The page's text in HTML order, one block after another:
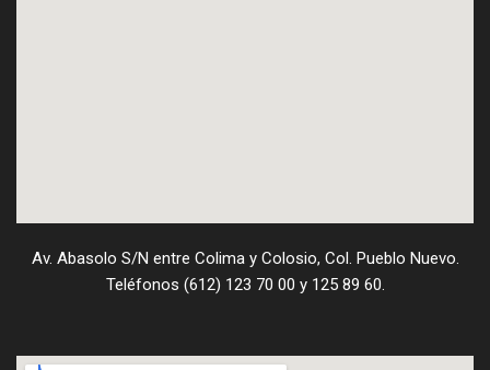
Av. Abasolo S/N entre Colima y Colosio, Col. Pueblo Nuevo.
Teléfonos (612) 123 70 00 y 125 89 60.